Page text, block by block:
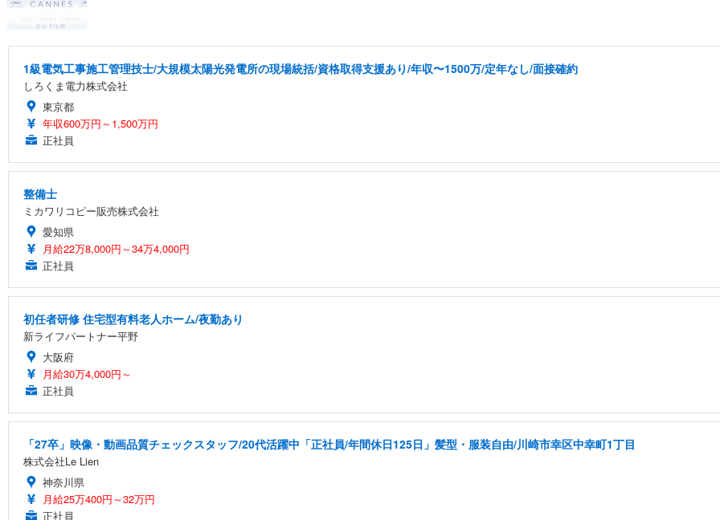
1級電気工事施工管理技士/大規模太陽光発電所の現場統括/資格取得支援あり/年収〜1500万/定年なし/面接確約
しろくま電力株式会社
東京都
年収600万円～1,500万円
正社員
整備士
ミカワリコピー販売株式会社
愛知県
月給22万8,000円～34万4,000円
正社員
初任者研修 住宅型有料老人ホーム/夜勤あり
新ライフパートナー平野
大阪府
月給30万4,000円～
正社員
「27卒」映像・動画品質チェックスタッフ/20代活躍中「正社員/年間休日125日」髪型・服装自由/川崎市幸区中幸町1丁目
株式会社Le Lien
神奈川県
月給25万400円～32万円
正社員